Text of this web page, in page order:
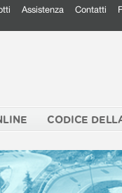
Assistenza Contatti
CODICE